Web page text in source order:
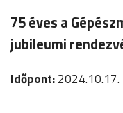
75 éves a
jubileumi
Időpont:2024.10.17.